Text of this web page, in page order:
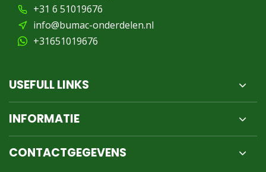
+31 6 51019676
info@bumac-onderdelen.nl
+31651019676
USEFULL LINKS
INFORMATIE
CONTACTGEGEVENS